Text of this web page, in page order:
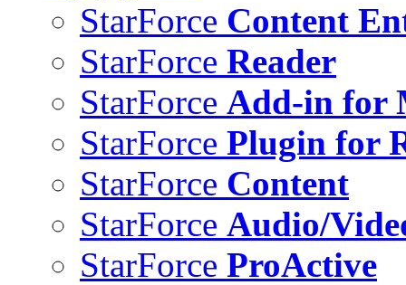
StarForce Content
StarForce Reader
StarForce Add-in for
StarForce Plugin for
StarForce Content
StarForce Audio/
StarForce ProActive